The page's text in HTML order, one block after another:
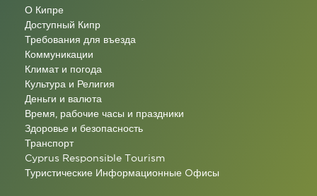
О Кипре
Доступный Кипр
Требования для въезда
Коммуникации
Климат и погода
Культура и Религия
Деньги и валюта
Время, рабочие часы и праздники
Здоровье и безопасность
Транспорт
Cyprus Responsible Tourism
Туристические Информационные Oфисы